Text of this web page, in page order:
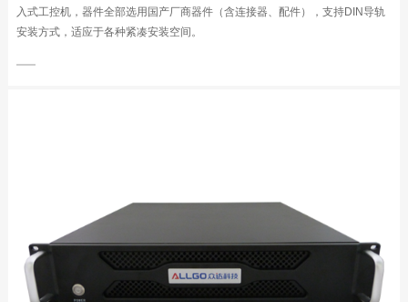
入式工控机，器件全部选用国产厂商器件（含连接器、配件），支持DIN导轨
安装方式，适应于各种紧凑安装空间。